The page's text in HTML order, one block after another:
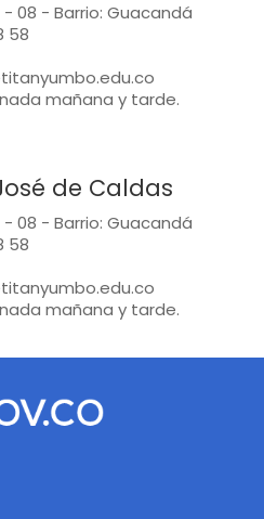
08 - Barrio: Guacandá
58
mañana y tarde.
de Caldas
08 - Barrio: Guacandá
58
mañana y tarde.